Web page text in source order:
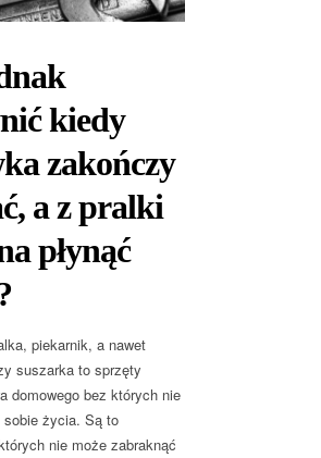
kiedy
zakończy
a z pralki
płynąć
piekarnik, a nawet
suszarka to sprzęty
domowego bez których nie
sobie życia. Są to
nie może zabraknąć